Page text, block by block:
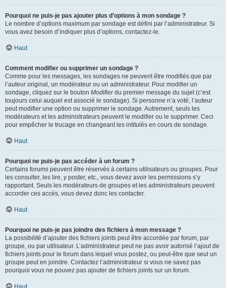
Pourquoi ne puis-je pas ajouter plus d’options à mon sondage ?
Le nombre d’options maximum par sondage est défini par l’administrateur. Si
vous avez besoin d’indiquer plus d’options, contactez-le.
Haut
Comment modifier ou supprimer un sondage ?
Comme pour les messages, les sondages ne peuvent être modifiés que par
l’auteur original, un modérateur ou un administrateur. Pour modifier un
sondage, cliquez sur le bouton Modifierdu premier message du sujet (c’est
toujours celui auquel est associé le sondage). Si personne n’a voté, l’auteur
peut modifier une option ou supprimer le sondage. Autrement, seuls les
modérateurs et les administrateurs peuvent le modifier ou le supprimer. Ceci
pour empêcher le trucage en changeant les intitulés en cours de sondage.
Haut
Pourquoi ne puis-je pas accéder à un forum ?
Certains forums peuvent être réservés à certains utilisateurs ou groupes. Pour
les consulter, les lire, y poster, etc., vous devez avoir les permissions s’y
rapportant. Seuls les modérateurs de groupes et les administrateurs peuvent
accorder ces accès, vous devez donc les contacter.
Haut
Pourquoi ne puis-je pas joindre des fichiers à mon message ?
La possibilité d’ajouter des fichiers joints peut être accordée par forum, par
groupe, ou par utilisateur. L’administrateur peut ne pas avoir autorisé l’ajout de
fichiers joints pour le forum dans lequel vous postez, ou peut-être que seul un
groupe peut en joindre. Contactez l’administrateur si vous ne savez pas
pourquoi vous ne pouvez pas ajouter de fichiers joints sur un forum.
Haut